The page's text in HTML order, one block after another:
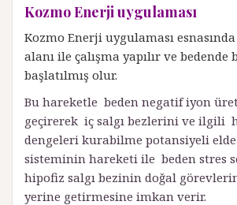
Kozmo Enerji uygulaması
Kozmo Enerji uygulaması
alanı ile çalışma yapılır ve
başlatılmış olur.
Bu hareketle beden negatif iyon
geçirerek iç salgı bezlerini ve ilgili
dengeleri kurabilme potansiyeli
sisteminin hareketi ile beden stres
hipofiz salgı bezinin doğal
yerine getirmesine imkan verir.